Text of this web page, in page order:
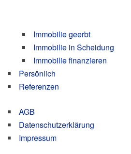
Immo­bi­lie geerbt
Immo­bi­lie in Schei­dung
Immo­bi­lie finan­zie­ren
Per­sön­lich
Refe­ren­zen
AGB
Daten­schutz­er­klä­rung
Impres­sum